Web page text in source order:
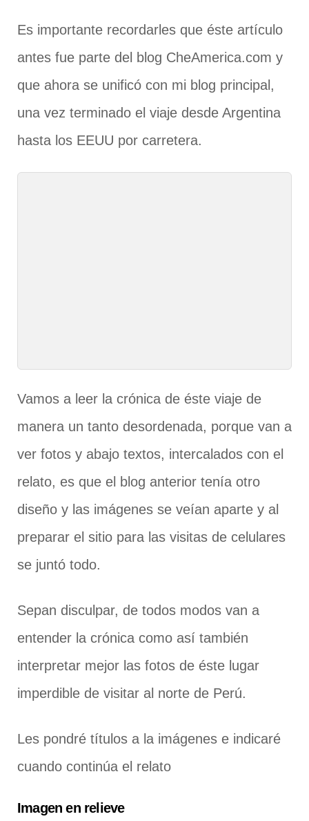
Es importante recordarles que éste artículo
antes fue parte del blog CheAmerica.com y
que ahora se unificó con mi blog principal,
una vez terminado el viaje desde Argentina
hasta los EEUU por carretera.
Vamos a leer la crónica de éste viaje de
manera un tanto desordenada, porque van a
ver fotos y abajo textos, intercalados con el
relato, es que el blog anterior tenía otro
diseño y las imágenes se veían aparte y al
preparar el sitio para las visitas de celulares
se juntó todo.
Sepan disculpar, de todos modos van a
entender la crónica como así también
interpretar mejor las fotos de éste lugar
imperdible de visitar al norte de Perú.
Les pondré títulos a la imágenes e indicaré
cuando continúa el relato
Imagen en relieve